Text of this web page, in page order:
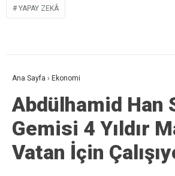
YAPAY ZEKÂ
Ana Sayfa › Ekonomi
Abdülhamid Han
Gemisi 4 Yıldır
Vatan İçin